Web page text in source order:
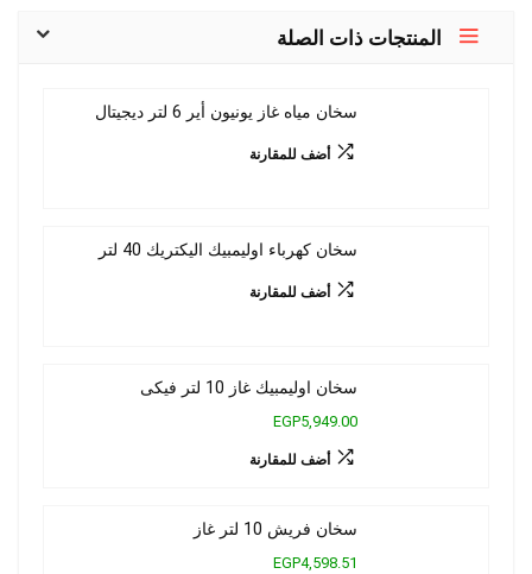
المنتجات ذات الصلة
سخان مياه غاز يونيون أير 6 لتر ديجيتال
أضف للمقارنة
سخان كهرباء اوليمبيك اليكتريك 40 لتر
أضف للمقارنة
سخان اوليمبيك غاز 10 لتر فيكى
EGP5,949.00
أضف للمقارنة
سخان فريش 10 لتر غاز
EGP4,598.51